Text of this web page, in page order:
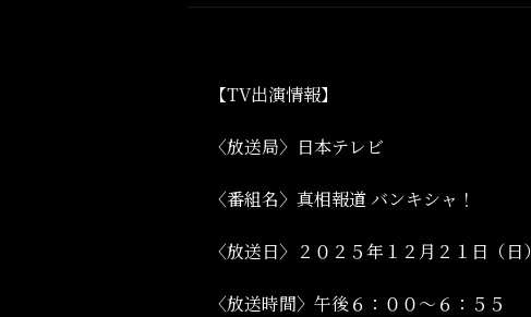
【TV出演情報】
〈放送局〉日本テレビ
〈番組名〉真相報道 バンキシャ！
〈放送日〉２０２５年１２月２１ 日（日）
〈放送時間〉午後６：００～６：５５